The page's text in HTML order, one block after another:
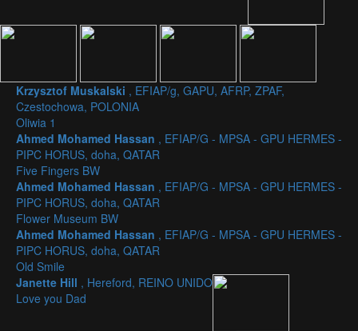
Krzysztof Muskalski , EFIAP/g, GAPU, AFRP, ZPAF,
Czestochowa, POLONIA
Oliwia 1
Ahmed Mohamed Hassan , EFIAP/G - MPSA - GPU HERMES -
PIPC HORUS, doha, QATAR
Five Fingers BW
Ahmed Mohamed Hassan , EFIAP/G - MPSA - GPU HERMES -
PIPC HORUS, doha, QATAR
Flower Museum BW
Ahmed Mohamed Hassan , EFIAP/G - MPSA - GPU HERMES -
PIPC HORUS, doha, QATAR
Old Smile
Janette Hill , Hereford, REINO UNIDO
Love you Dad